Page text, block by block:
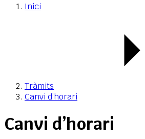
Inici
Tràmits
Canvi d’horari
Canvi d’horari